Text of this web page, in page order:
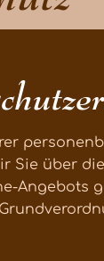
Sie über
Angebots